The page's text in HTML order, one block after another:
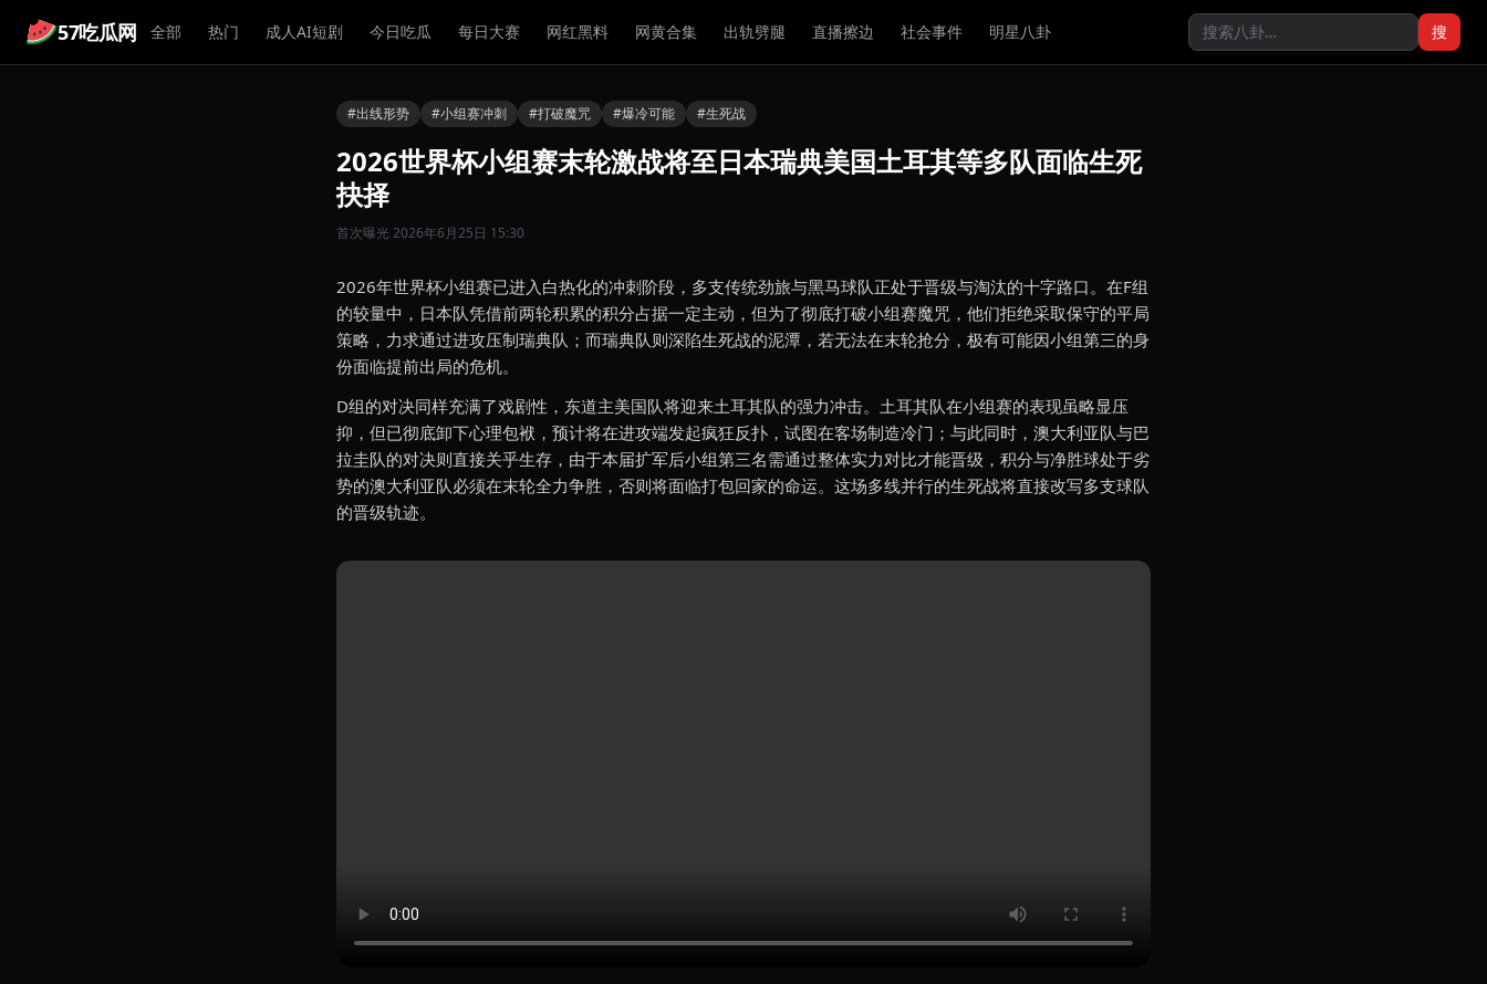
57吃瓜网 全部 热门 成人AI短剧 今日吃瓜 每日大赛 网红黑料 网黄合集 出轨劈腿 直播擦边 社会事件 明星八卦 搜
#出线形势 #小组赛冲刺 #打破魔咒 #爆冷可能 #生死战
2026世界杯小组赛末轮激战将至日本瑞典美国土耳其等多队面临生死
抉择
首次曝光 2026年6月25日 15:30
2026年世界杯小组赛已进入白热化的冲刺阶段，多支传统劲旅与黑马球队正处于晋级与淘汰的十字路口。在F组
的较量中，日本队凭借前两轮积累的积分占据一定主动，但为了彻底打破小组赛魔咒，他们拒绝采取保守的平局
策略，力求通过进攻压制瑞典队；而瑞典队则深陷生死战的泥潭，若无法在末轮抢分，极有可能因小组第三的身
份面临提前出局的危机。
D组的对决同样充满了戏剧性，东道主美国队将迎来土耳其队的强力冲击。土耳其队在小组赛的表现虽略显压
抑，但已彻底卸下心理包袱，预计将在进攻端发起疯狂反扑，试图在客场制造冷门；与此同时，澳大利亚队与巴
拉圭队的对决则直接关乎生存，由于本届扩军后小组第三名需通过整体实力对比才能晋级，积分与净胜球处于劣
势的澳大利亚队必须在末轮全力争胜，否则将面临打包回家的命运。这场多线并行的生死战将直接改写多支球队
的晋级轨迹。